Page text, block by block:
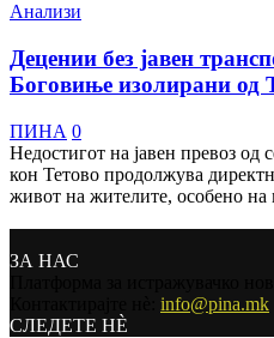
Анализи
Децении без јавен
Боговиње изолирани од
ПИНА 0
Недостигот на јавен превоз
кон Тетово продолжува
живот на жителите, особено
ЗА НАС
info@pina.mk
СЛЕДЕТЕ НЀ